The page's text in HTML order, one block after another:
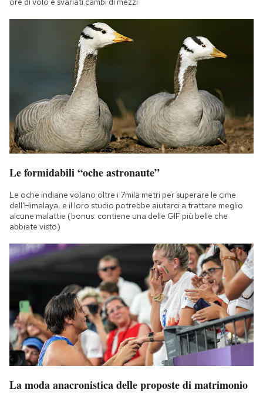
Le formidabili “oche astronaute”
Le oche indiane volano oltre i 7mila metri per superare le cime
dell'Himalaya, e il loro studio potrebbe aiutarci a trattare meglio
alcune malattie (bonus: contiene una delle GIF più belle che
abbiate visto)
La moda anacronistica delle proposte di matrimonio